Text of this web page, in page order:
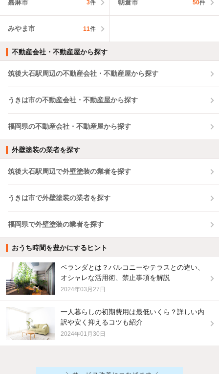
嘉麻市 3件 朝倉市 50件
みやま市 11件
不動産会社・不動産屋から探す
筑後大石駅周辺の不動産会社・不動産屋から探す
うきは市の不動産会社・不動産屋から探す
福岡県の不動産会社・不動産屋から探す
外壁塗装の業者を探す
筑後大石駅周辺で外壁塗装の業者を探す
うきは市で外壁塗装の業者を探す
福岡県で外壁塗装の業者を探す
おうち時間を豊かにするヒント
ベランダとは？バルコニーやテラスとの違い、
オシャレな活用術、禁止事項を解説
2024年03月27日
一人暮らしの初期費用は最低いくら？詳しい内
訳や安く抑えるコツも紹介
2024年01月30日
他の人はこんな条件で絞り込んでいます！